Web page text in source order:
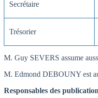
Secrétaire
Trésorier
M. Guy SEVERS assume
M. Edmond DEBOUNY est
Responsables des